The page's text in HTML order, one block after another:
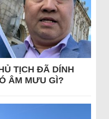
TỊCH ĐÃ DÍNH
ÂM MƯU GÌ?